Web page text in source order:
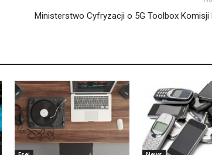
Ministerstwo Cyfryzacji o 5G Toolbox Komisji